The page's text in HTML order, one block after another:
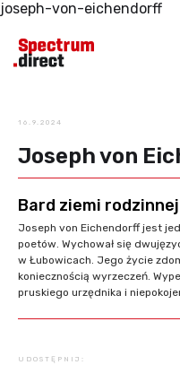
joseph-von-eichendorff
16.9.2024
Joseph von
Bard ziemi rodzinnej
Joseph von Eichendorff jest
poetów. Wychował się
w Łubowicach. Jego życie
koniecznością wyrzeczeń.
pruskiego urzędnika i
UDOSTĘPNIJ: